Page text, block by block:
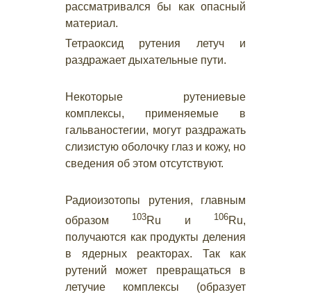
рассматривался бы как опасный
материал.
Тетраоксид рутения летуч и
раздражает дыхательные пути.
Некоторые рутениевые
комплексы, применяемые в
гальваностегии, могут раздражать
слизистую оболочку глаз и кожу, но
сведения об этом отсутствуют.
Радиоизотопы рутения, главным
образом
103Ru и 106Ru,
получаются как продукты деления
в ядерных реакторах. Так как
рутений может превращаться в
летучие комплексы (образует